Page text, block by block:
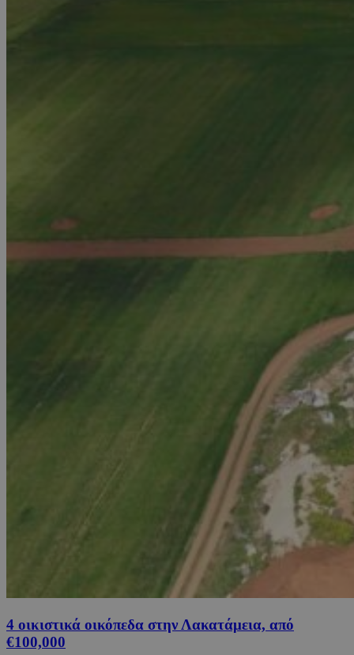
4 οικιστικά οικόπεδα στην Λακατάμεια, από
€100,000